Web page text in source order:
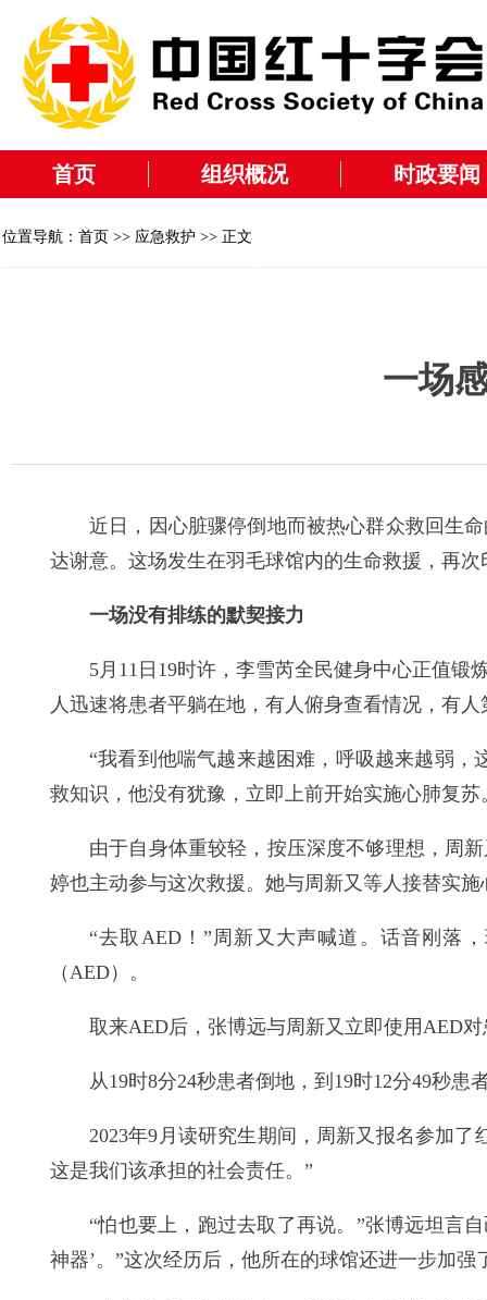
首页 组织概况 时政要闻
位置导航： 首页 >> 应急救护 >> 正文
一场
近日，因心脏骤停倒地而被热心群众救回生
达谢意。这场发生在羽毛球馆内的生命救援，再
一场没有排练的默契接力
5月11日19时许，李雪芮全民健身中心正值
人迅速将患者平躺在地，有人俯身查看情况，有
“我看到他喘气越来越困难，呼吸越来越弱
救知识，他没有犹豫，立即上前开始实施心肺复
由于自身体重较轻，按压深度不够理想，周
婷也主动参与这次救援。她与周新又等人接替实施
“去取AED！”周新又大声喊道。话音刚落
（AED）。
取来AED后，张博远与周新又立即使用AED
从19时8分24秒患者倒地，到19时12分49秒
2023年9月读研究生期间，周新又报名参加
这是我们该承担的社会责任。”
“怕也要上，跑过去取了再说。”张博远坦言
神器’。”这次经历后，他所在的球馆还进一步加